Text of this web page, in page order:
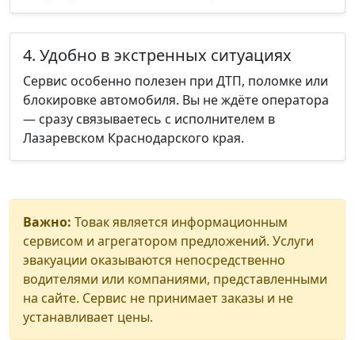
4. Удобно в экстренных ситуациях
Сервис особенно полезен при ДТП, поломке или
блокировке автомобиля. Вы не ждёте оператора
— сразу связываетесь с исполнителем в
Лазаревском Краснодарского края.
Важно: Товак является информационным
сервисом и агрегатором предложений. Услуги
эвакуации оказываются непосредственно
водителями или компаниями, представленными
на сайте. Сервис не принимает заказы и не
устанавливает цены.